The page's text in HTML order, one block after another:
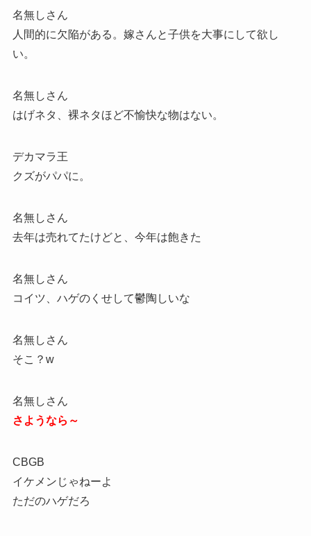
名無しさん
人間的に欠陥がある。嫁さんと子供を大事にして欲し
い。
名無しさん
はげネタ、裸ネタほど不愉快な物はない。
デカマラ王
クズがパパに。
名無しさん
去年は売れてたけどと、今年は飽きた
名無しさん
コイツ、ハゲのくせして鬱陶しいな
名無しさん
そこ？w
名無しさん
さようなら～
CBGB
イケメンじゃねーよ
ただのハゲだろ